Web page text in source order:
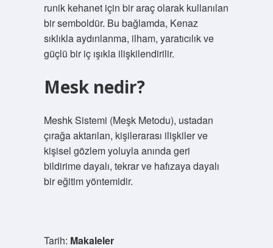
runik kehanet için bir araç olarak kullanılan
bir semboldür. Bu bağlamda, Kenaz
sıklıkla aydınlanma, ilham, yaratıcılık ve
güçlü bir iç ışıkla ilişkilendirilir.
Mesk nedir?
Meshk Sistemi (Meşk Metodu), ustadan
çırağa aktarılan, kişilerarası ilişkiler ve
kişisel gözlem yoluyla anında geri
bildirime dayalı, tekrar ve hafızaya dayalı
bir eğitim yöntemidir.
Tarih: Makaleler